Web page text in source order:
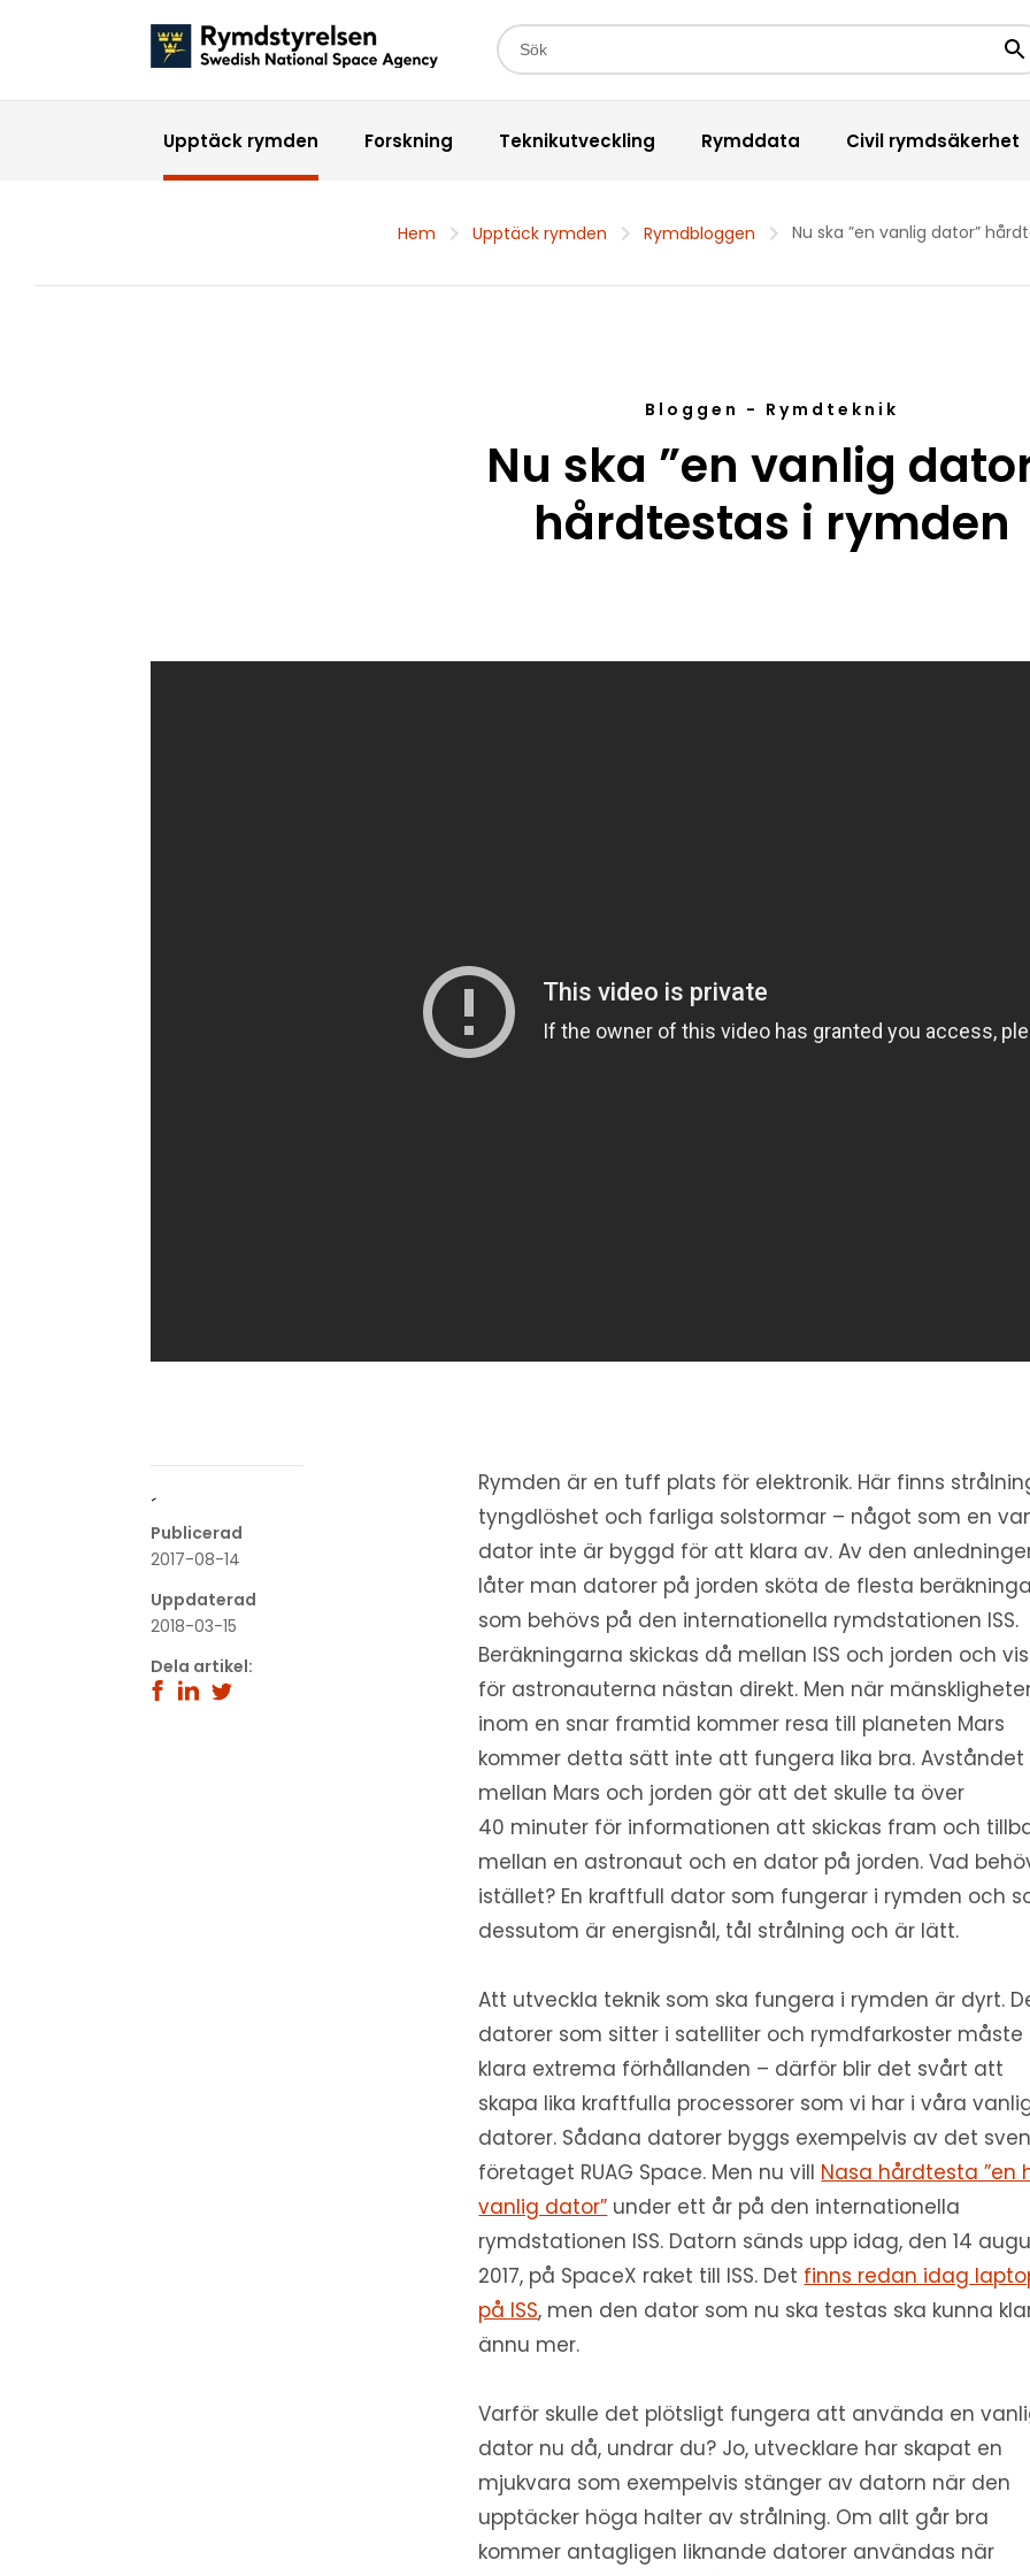
Sökfält
Upptäck rymden Forskning Teknikutveckling Rymddata Civil rymdsäkerhet
Hem Upptäck rymden Rymdbloggen Nu ska ”en vanlig dator”
Bloggen - Rymdteknik
Nu ska ”en vanlig
hårdtestas i rymden
´
Publicerad
2017-08-14
Uppdaterad
2018-03-15
Dela artikel:
Rymden är en tuff plats för elektronik. Här finns
tyngdlöshet och farliga solstormar – något som en
dator inte är byggd för att klara av. Av den
låter man datorer på jorden sköta de flesta
som behövs på den internationella rymdstationen ISS.
Beräkningarna skickas då mellan ISS och jorden och
för astronauterna nästan direkt. Men när
inom en snar framtid kommer resa till planeten Mars
kommer detta sätt inte att fungera lika bra. Avståndet
mellan Mars och jorden gör att det skulle ta över
40 minuter för informationen att skickas fram och
mellan en astronaut och en dator på jorden. Vad
istället? En kraftfull dator som fungerar i rymden och
dessutom är energisnål, tål strålning och är lätt.
Att utveckla teknik som ska fungera i rymden är dyrt.
datorer som sitter i satelliter och rymdfarkoster måste
klara extrema förhållanden – därför blir det svårt att
skapa lika kraftfulla processorer som vi har i våra
datorer. Sådana datorer byggs exempelvis av det
företaget RUAG Space. Men nu vill Nasa hårdtesta ”en
vanlig dator” under ett år på den internationella
rymdstationen ISS. Datorn sänds upp idag, den 14
2017, på SpaceX raket till ISS. Det finns redan idag
på ISS, men den dator som nu ska testas ska kunna
ännu mer.
Varför skulle det plötsligt fungera att använda en
dator nu då, undrar du? Jo, utvecklare har skapat en
mjukvara som exempelvis stänger av datorn när den
upptäcker höga halter av strålning. Om allt går bra
kommer antagligen liknande datorer användas när